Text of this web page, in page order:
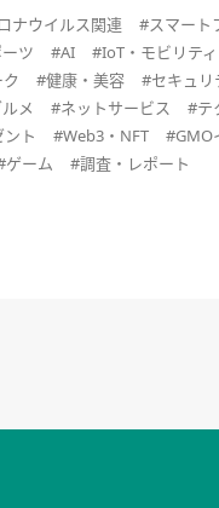
ナウイルス関連 #スマート
ツ #AI #IoT・モビリティ
#健康・美容 #セキュリ
メ #ネットサービス #テ
ト #Web3・NFT #GMO
ゲーム #調査・レポート